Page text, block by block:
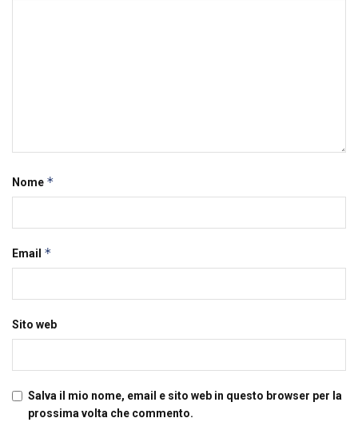
Nome *
Email *
Sito web
Salva il mio nome, email e sito web in questo browser per la
prossima volta che commento.